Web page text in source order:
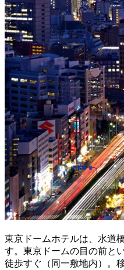
東京ドームホテルは、水道
す。東京ドームの目の前と
徒歩すぐ（同一敷地内）。